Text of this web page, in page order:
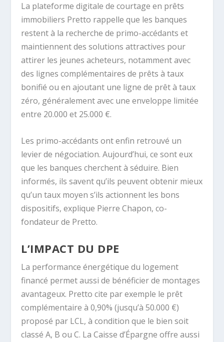
La plateforme digitale de courtage en prêts
immobiliers Pretto rappelle que les banques
restent à la recherche de primo-accédants et
maintiennent des solutions attractives pour
attirer les jeunes acheteurs, notamment avec
des lignes complémentaires de prêts à taux
bonifié ou en ajoutant une ligne de prêt à taux
zéro, généralement avec une enveloppe limitée
entre 20.000 et 25.000 €.
Les primo-accédants ont enfin retrouvé un
levier de négociation. Aujourd’hui, ce sont eux
que les banques cherchent à séduire. Bien
informés, ils savent qu’ils peuvent obtenir mieux
qu’un taux moyen s’ils actionnent les bons
dispositifs, explique Pierre Chapon, co-
fondateur de Pretto.
L’IMPACT DU DPE
La performance énergétique du logement
financé permet aussi de bénéficier de montages
avantageux. Pretto cite par exemple le prêt
complémentaire à 0,90% (jusqu’à 50.000 €)
proposé par LCL, à condition que le bien soit
classé A, B ou C. La Caisse d’Épargne offre aussi